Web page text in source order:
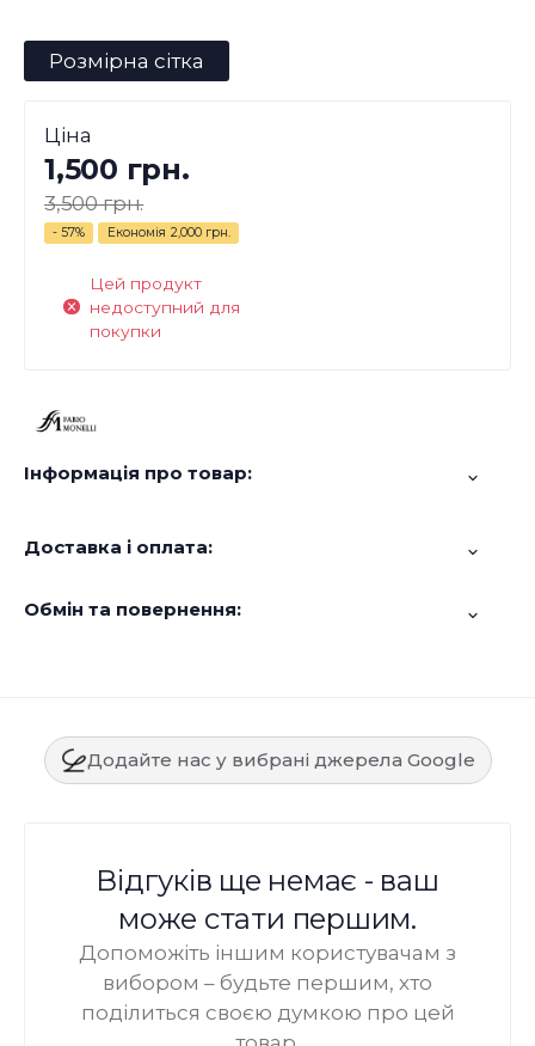
Розмірна сітка
Ціна
1,500 грн.
3,500 грн.
- 57% Економія 2,000 грн.
Цей продукт
недоступний для
покупки
Інформація про товар:
Доставка і оплата:
Обмін та повернення:
Додайте нас у вибрані джерела Google
Відгуків ще немає - ваш
може стати першим.
Допоможіть іншим користувачам з
вибором – будьте першим, хто
поділиться своєю думкою про цей